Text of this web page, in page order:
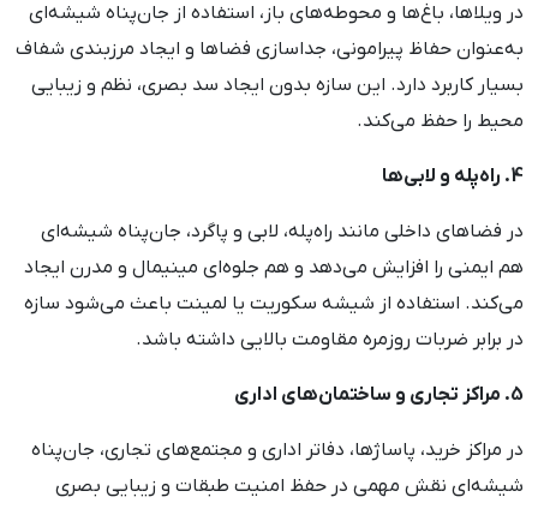
در ویلاها، باغ‌ها و محوطه‌های باز، استفاده از جان‌پناه شیشه‌ای
به‌عنوان حفاظ پیرامونی، جداسازی فضاها و ایجاد مرزبندی شفاف
بسیار کاربرد دارد. این سازه بدون ایجاد سد بصری، نظم و زیبایی
محیط را حفظ می‌کند.
4. راه‌پله و لابی‌ها
در فضاهای داخلی مانند راه‌پله، لابی و پاگرد، جان‌پناه شیشه‌ای
هم ایمنی را افزایش می‌دهد و هم جلوه‌ای مینیمال و مدرن ایجاد
می‌کند. استفاده از شیشه سکوریت یا لمینت باعث می‌شود سازه
در برابر ضربات روزمره مقاومت بالایی داشته باشد.
5. مراکز تجاری و ساختمان‌های اداری
در مراکز خرید، پاساژها، دفاتر اداری و مجتمع‌های تجاری، جان‌پناه
شیشه‌ای نقش مهمی در حفظ امنیت طبقات و زیبایی بصری